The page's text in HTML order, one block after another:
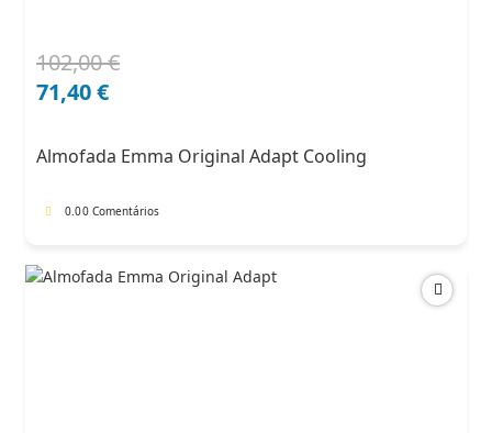
102,00€
O
preço
102,00 €.
71,40€
O
preço
71,40 €.
Almofada Emma Original Adapt Cooling
0.00 Comentários